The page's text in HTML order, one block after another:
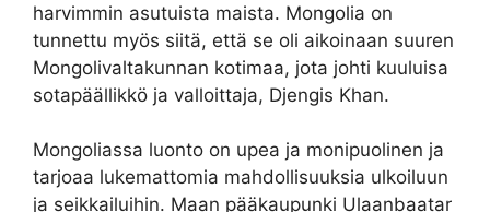
harvimmin asutuista maista. Mongolia on
tunnettu myös siitä, että se oli aikoinaan suuren
Mongolivaltakunnan kotimaa, jota johti kuuluisa
sotapäällikkö ja valloittaja, Djengis Khan.
Mongoliassa luonto on upea ja monipuolinen ja
tarjoaa lukemattomia mahdollisuuksia ulkoiluun
ja seikkailuihin. Maan pääkaupunki Ulaanbaatar